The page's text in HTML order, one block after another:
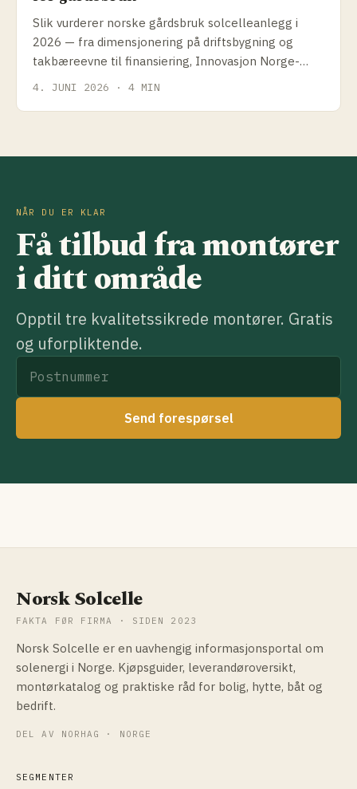
Slik vurderer norske gårdsbruk solcelleanlegg i
2026 — fra dimensjonering på driftsbygning og
takbæreevne til finansiering, Innovasjon Norge-
tilskudd og hva som faktisk gir best lønnsomhet for
4. JUNI 2026 · 4 MIN
NÅR DU ER KLAR
Få tilbud fra montører
i ditt område
Opptil tre kvalitetssikrede montører. Gratis
og uforpliktende.
Send forespørsel
Norsk Solcelle
FAKTA FØR FIRMA · SIDEN 2023
Norsk Solcelle er en uavhengig informasjonsportal om
solenergi i Norge. Kjøpsguider, leverandøroversikt,
montørkatalog og praktiske råd for bolig, hytte, båt og
bedrift.
DEL AV NORHAG · NORGE
SEGMENTER